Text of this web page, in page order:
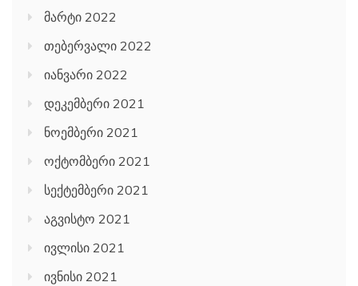
მარტი 2022
თებერვალი 2022
იანვარი 2022
დეკემბერი 2021
ნოემბერი 2021
ოქტომბერი 2021
სექტემბერი 2021
აგვისტო 2021
ივლისი 2021
ივნისი 2021